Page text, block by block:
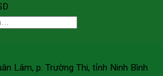
Lâm, p. Trường Thi, tỉnh Ninh Bình